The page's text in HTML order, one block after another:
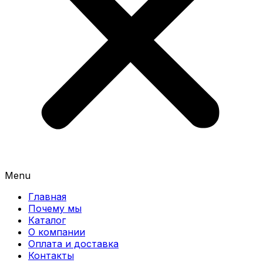
Menu
Главная
Почему мы
Каталог
О компании
Оплата и доставка
Контакты